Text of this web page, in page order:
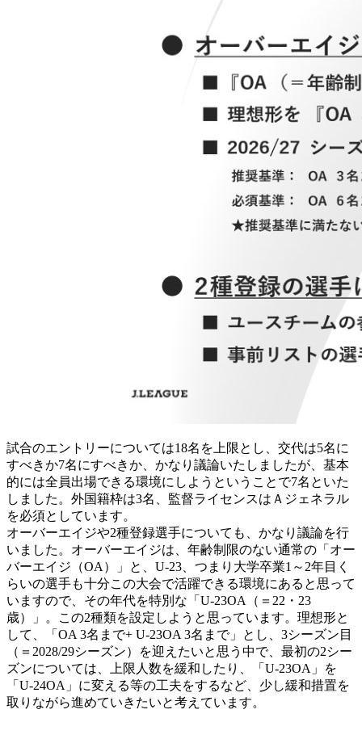
試合のエントリーについては18名を上限とし、交代は5名に
すべきか7名にすべきか、かなり議論いたしましたが、基本
的には全員出場できる環境にしようということで7名といた
しました。外国籍枠は3名、監督ライセンスはＡジェネラル
を必須としています。
オーバーエイジや2種登録選手についても、かなり議論を行
いました。オーバーエイジは、年齢制限のない通常の「オー
バーエイジ（OA）」と、U-23、つまり大学卒業1～2年目く
らいの選手も十分この大会で活躍できる環境にあると思って
いますので、その年代を特別な「U-23OA（＝22・23
歳）」。この2種類を設定しようと思っています。理想形と
して、「OA 3名まで+ U-23OA 3名まで」とし、3シーズン目
（＝2028/29シーズン）を迎えたいと思う中で、最初の2シー
ズンについては、上限人数を緩和したり、「U-23OA」を
「U-24OA」に変える等の工夫をするなど、少し緩和措置を
取りながら進めていきたいと考えています。